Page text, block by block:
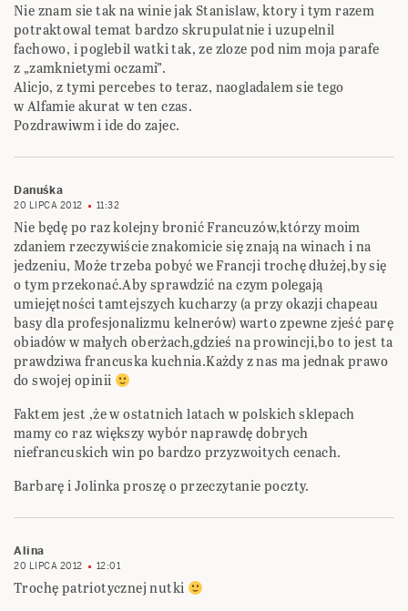
Nie znam sie tak na winie jak Stanislaw, ktory i tym razem
potraktowal temat bardzo skrupulatnie i uzupelnil
fachowo, i poglebil watki tak, ze zloze pod nim moja parafe
z „zamknietymi oczami”.
Alicjo, z tymi percebes to teraz, naogladalem sie tego
w Alfamie akurat w ten czas.
Pozdrawiwm i ide do zajec.
Danuśka
20 LIPCA 2012 11:32
Nie będę po raz kolejny bronić Francuzów,którzy moim
zdaniem rzeczywiście znakomicie się znają na winach i na
jedzeniu, Może trzeba pobyć we Francji trochę dłużej,by się
o tym przekonać.Aby sprawdzić na czym polegają
umiejętności tamtejszych kucharzy (a przy okazji chapeau
basy dla profesjonalizmu kelnerów) warto zpewne zjeść parę
obiadów w małych oberżach,gdzieś na prowincji,bo to jest ta
prawdziwa francuska kuchnia.Każdy z nas ma jednak prawo
do swojej opinii
Faktem jest ,że w ostatnich latach w polskich sklepach
mamy co raz większy wybór naprawdę dobrych
niefrancuskich win po bardzo przyzwoitych cenach.
Barbarę i Jolinka proszę o przeczytanie poczty.
Alina
20 LIPCA 2012 12:01
Trochę patriotycznej nutki